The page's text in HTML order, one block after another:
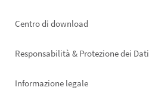
Footer
Centro di download
Responsabilità & Protezione dei Dati
Informazione legale